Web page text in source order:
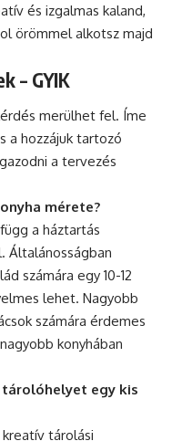
és izgalmas kaland,
örömmel alkotsz majd
– GYIK
merülhet fel. Íme
a hozzájuk tartozó
a tervezés
mérete?
a háztartás
Általánosságban
számára egy 10-12
lehet. Nagyobb
számára érdemes
konyhában
tárolóhelyet egy kis
kreatív tárolási